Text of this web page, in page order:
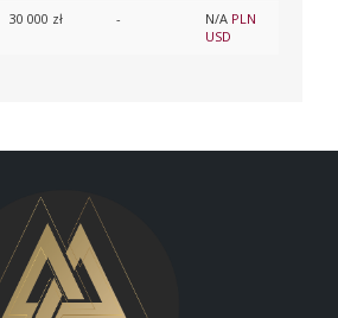
30 000 zł - N/A PLN
USD